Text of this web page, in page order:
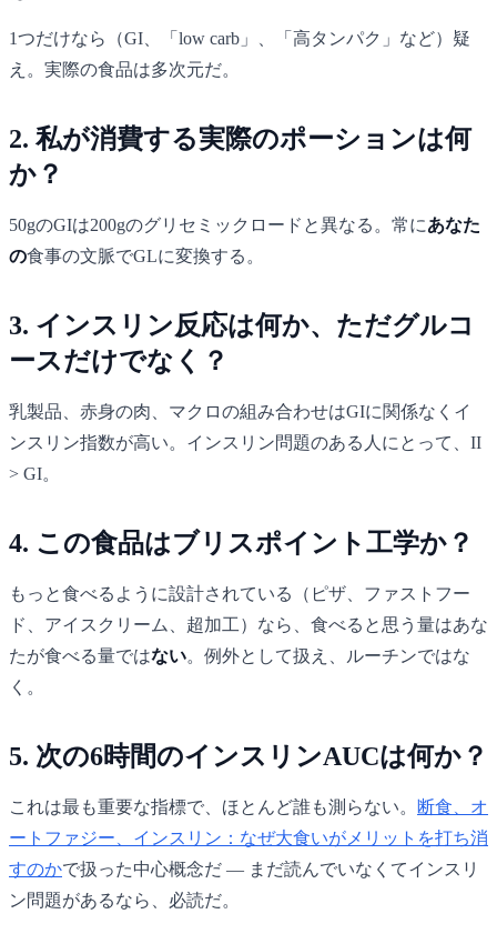
1つだけなら（GI、「low carb」、「高タンパク」など）疑
え。実際の食品は多次元だ。
2. 私が消費する実際のポーションは何
か？
50gのGIは200gのグリセミックロードと異なる。常にあなた
の食事の文脈でGLに変換する。
3. インスリン反応は何か、ただグルコ
ースだけでなく？
乳製品、赤身の肉、マクロの組み合わせはGIに関係なくイ
ンスリン指数が高い。インスリン問題のある人にとって、II
> GI。
4. この食品はブリスポイント工学か？
もっと食べるように設計されている（ピザ、ファストフー
ド、アイスクリーム、超加工）なら、食べると思う量はあな
たが食べる量ではない。例外として扱え、ルーチンではな
く。
5. 次の6時間のインスリンAUCは何か？
これは最も重要な指標で、ほとんど誰も測らない。
断食、オ
ートファジー、インスリン：なぜ大食いがメリットを打ち消
すのかで扱った中心概念だ — まだ読んでいなくてインスリ
ン問題があるなら、必読だ。